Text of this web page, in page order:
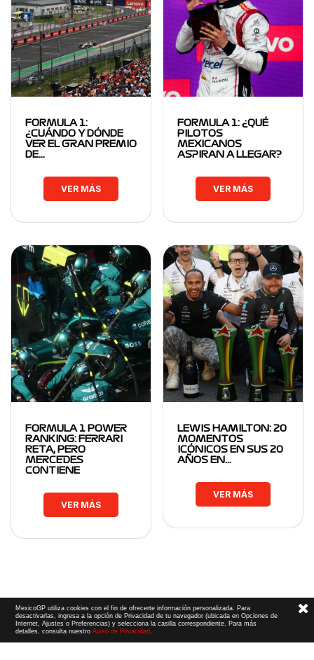
FORMULA 1:
¿CUÁNDO Y DÓNDE
VER EL GRAN PREMIO
DE…
VER MÁS
FORMULA 1: ¿QUÉ
PILOTOS
MEXICANOS
ASPIRAN A LLEGAR?
VER MÁS
FORMULA 1 POWER
RANKING: FERRARI
RETA, PERO
MERCEDES
CONTIENE
VER MÁS
LEWIS HAMILTON: 20
MOMENTOS
ICÓNICOS EN SUS 20
AÑOS EN…
VER MÁS
MexicoGP utiliza cookies con el fin de ofrecerte información personalizada. Para
desactivarlas, ingresa a la opción de Privacidad de tu navegador (ubicada en Opciones de
Internet, Ajustes o Preferencias) y selecciona la casilla correspondiente. Para más
detalles, consulta nuestroAviso de Privacidad.